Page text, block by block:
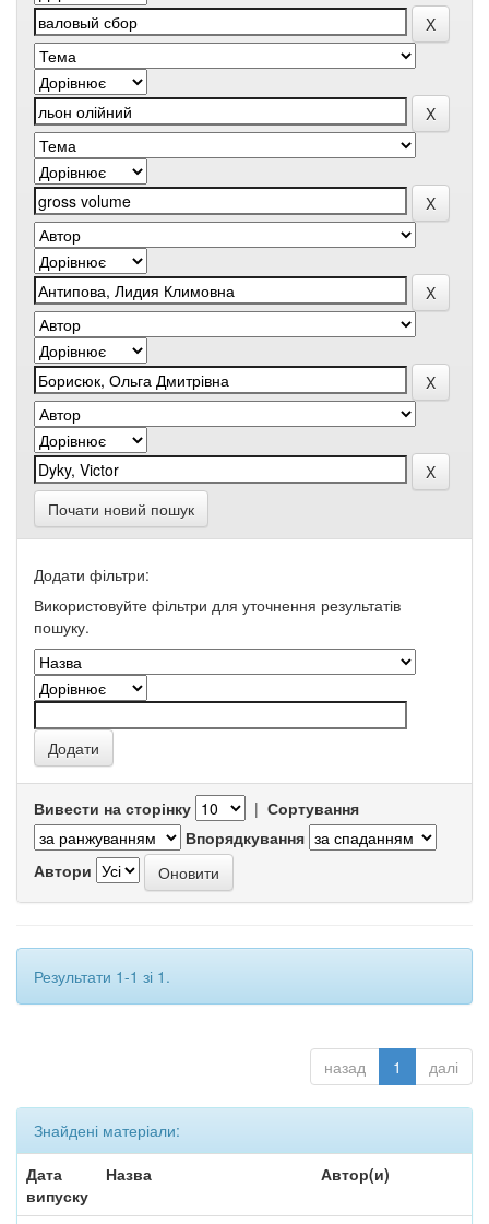
Почати новий пошук
Додати фільтри:
Використовуйте фільтри для уточнення результатів
пошуку.
Вивести на сторінку | Сортування
Впорядкування
Автори
Результати 1-1 зі 1.
назад 1 далі
Знайдені матеріали:
Дата
випуску
Назва Автор(и)